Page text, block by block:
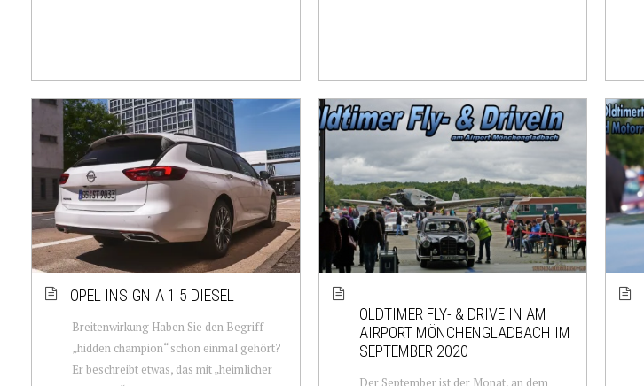
OPEL INSIGNIA 1.5 DIESEL
Breitenwirkung Haben Sie den Begriff
„hidden champion“ schon einmal gehört?
Er beschreibt etwas, das mit „heimlicher
OLDTIMER FLY- & DRIVE IN AM
AIRPORT MÖNCHENGLADBACH IM
SEPTEMBER 2020
Der September ist der Monat, an dem